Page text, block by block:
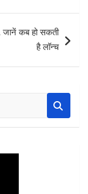
जानें कब हो सकती
है लॉन्च